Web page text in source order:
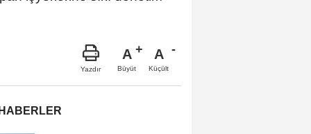
Yazdır
A
Büyüt
A
Küçült